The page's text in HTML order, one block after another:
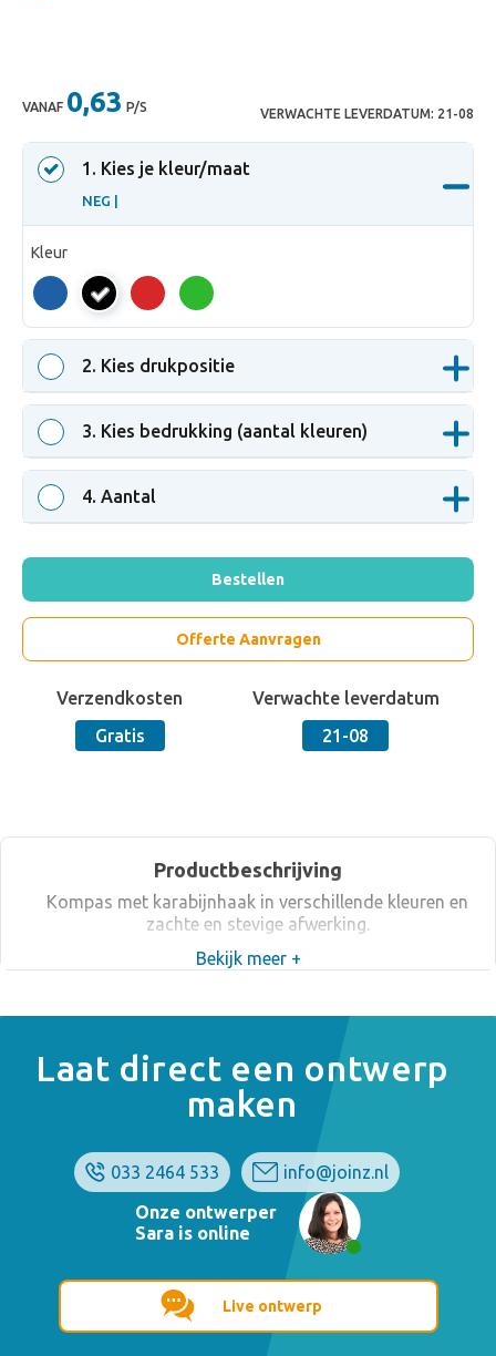
VANAF 0,63 P/S VERWACHTE LEVERDATUM: 21-08
1 . Kies je kleur/maat
NEG |
Kleur
NEG
2. Kies drukpositie
3. Kies bedrukking (aantal kleuren)
4. Aantal
Bestellen
Offerte Aanvragen
Verzendkosten
Gratis
Verwachte leverdatum
21-08
Productbeschrijving
Kompas met karabijnhaak in verschillende kleuren en
zachte en stevige afwerking.
Bekijk meer +
Laat direct een ontwerp
maken
033 2464 533
info@joinz.nl
Onze ontwerper
Sara is online
Live ontwerp